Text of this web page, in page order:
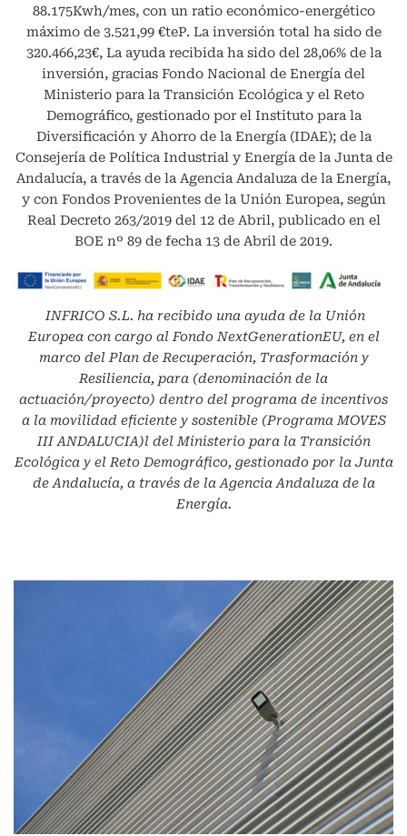
88.175Kwh/mes, con un ratio económico-energético
máximo de 3.521,99 €teP. La inversión total ha sido de
320.466,23€, La ayuda recibida ha sido del 28,06% de la
inversión, gracias Fondo Nacional de Energía del
Ministerio para la Transición Ecológica y el Reto
Demográfico, gestionado por el Instituto para la
Diversificación y Ahorro de la Energía (IDAE); de la
Consejería de Política Industrial y Energía de la Junta de
Andalucía, a través de la Agencia Andaluza de la Energía,
y con Fondos Provenientes de la Unión Europea, según
Real Decreto 263/2019 del 12 de Abril, publicado en el
BOE nº 89 de fecha 13 de Abril de 2019.
INFRICO S.L. ha recibido una ayuda de la Unión
Europea con cargo al Fondo NextGenerationEU, en el
marco del Plan de Recuperación, Trasformación y
Resiliencia, para (denominación de la
actuación/proyecto) dentro del programa de incentivos
a la movilidad eficiente y sostenible (Programa MOVES
III ANDALUCIA)l del Ministerio para la Transición
Ecológica y el Reto Demográfico, gestionado por la Junta
de Andalucía, a través de la Agencia Andaluza de la
Energía.